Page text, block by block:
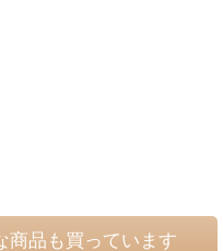
商品も買っています